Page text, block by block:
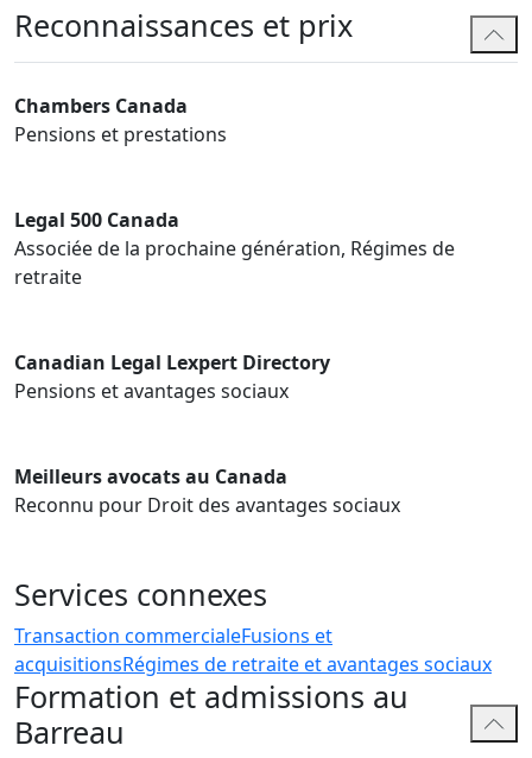
Reconnaissances et prix
Chambers Canada
Pensions et prestations
Legal 500 Canada
Associée de la prochaine génération, Régimes de
retraite
Canadian Legal Lexpert Directory
Pensions et avantages sociaux
Meilleurs avocats au Canada
Reconnu pour Droit des avantages sociaux
Services connexes
Transaction commercialeFusions et
acquisitionsRégimes de retraite et avantages sociaux
Formation et admissions au
Barreau